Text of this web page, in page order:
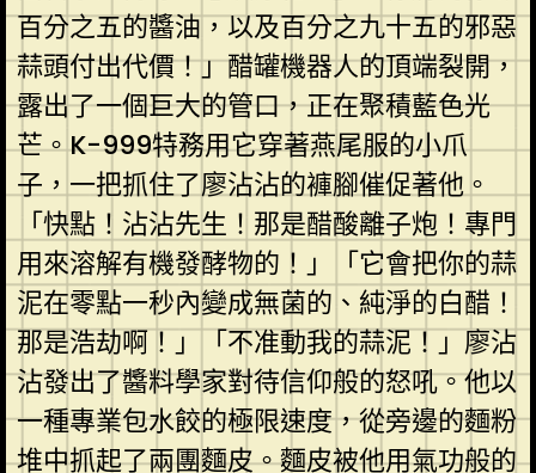
百分之五的醬油，以及百分之九十五的邪惡
蒜頭付出代價！」醋罐機器人的頂端裂開，
露出了一個巨大的管口，正在聚積藍色光
芒。K-999特務用它穿著燕尾服的小爪
子，一把抓住了廖沾沾的褲腳催促著他。
「快點！沾沾先生！那是醋酸離子炮！專門
用來溶解有機發酵物的！」「它會把你的蒜
泥在零點一秒內變成無菌的、純淨的白醋！
那是浩劫啊！」「不准動我的蒜泥！」廖沾
沾發出了醬料學家對待信仰般的怒吼。他以
一種專業包水餃的極限速度，從旁邊的麵粉
堆中抓起了兩團麵皮。麵皮被他用氣功般的